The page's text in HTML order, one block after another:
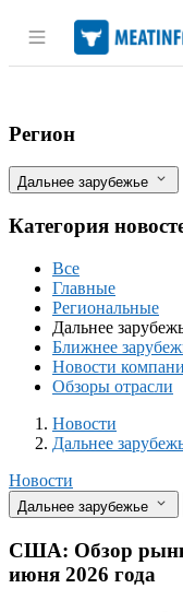
Раздел
США: Обзор
Фильтры
Регион
Дальнее зарубежье
Категория
Все
Главные
Региональные
Дальнее
Ближнее
Новости
Обзоры отрасли
Новости
Разделы
Новости
Дальнее
Новости
Дальнее зарубежье
США: Обзор
июня 2026 года